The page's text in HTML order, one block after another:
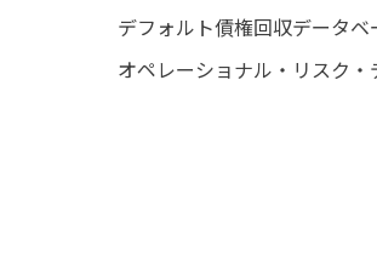
デフォルト債権回収データベ
オペレーショナル・リスク・